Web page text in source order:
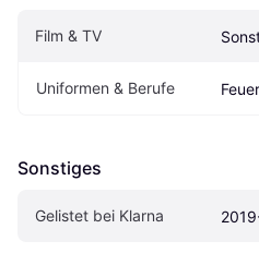
Film & TV
Uniformen & Berufe
Sonstiges
Gelistet bei Klarna